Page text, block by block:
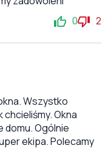
0 2
Wszystko
Okna
domu. Ogólnie
ekipa. Polecamy